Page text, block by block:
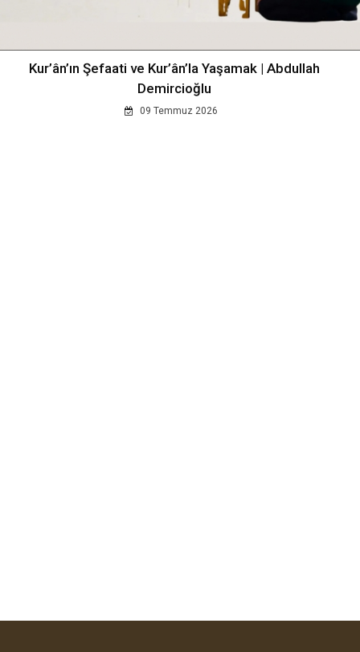
Kur’ân’ın Şefaati ve Kur’ân’la Yaşamak | Abdullah
Demircioğlu
09 Temmuz 2026